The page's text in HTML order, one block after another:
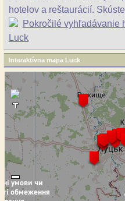
hotelov a reštaurácií.
Pokročilé vyhľadávanie
Luck
Interaktívna mapa Luck